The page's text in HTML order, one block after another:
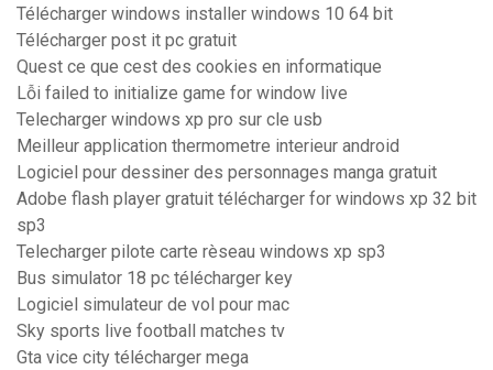
Télécharger windows installer windows 10 64 bit
Télécharger post it pc gratuit
Quest ce que cest des cookies en informatique
Lỗi failed to initialize game for window live
Telecharger windows xp pro sur cle usb
Meilleur application thermometre interieur android
Logiciel pour dessiner des personnages manga gratuit
Adobe flash player gratuit télécharger for windows xp 32 bit
sp3
Telecharger pilote carte rèseau windows xp sp3
Bus simulator 18 pc télécharger key
Logiciel simulateur de vol pour mac
Sky sports live football matches tv
Gta vice city télécharger mega